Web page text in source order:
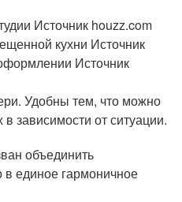
Источник houzz.com
кухни Источник
Источник
Удобны тем, что можно
зависимости от ситуации.
объединить
единое гармоничное